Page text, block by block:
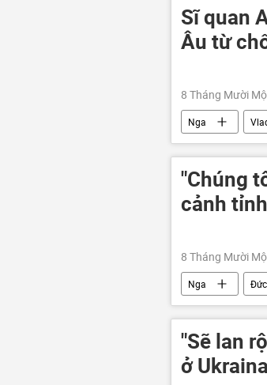
vụ thử hạt nhân
Sĩ quan
Âu từ
8 Tháng Mười
Nga
phương Tây
"Chúng
cảnh
8 Tháng Mười
Nga Đức
Moskva
"Sẽ lan
ở